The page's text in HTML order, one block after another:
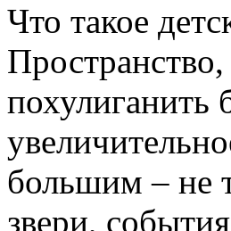
Что такое
похулиганить
большим – не
звери,